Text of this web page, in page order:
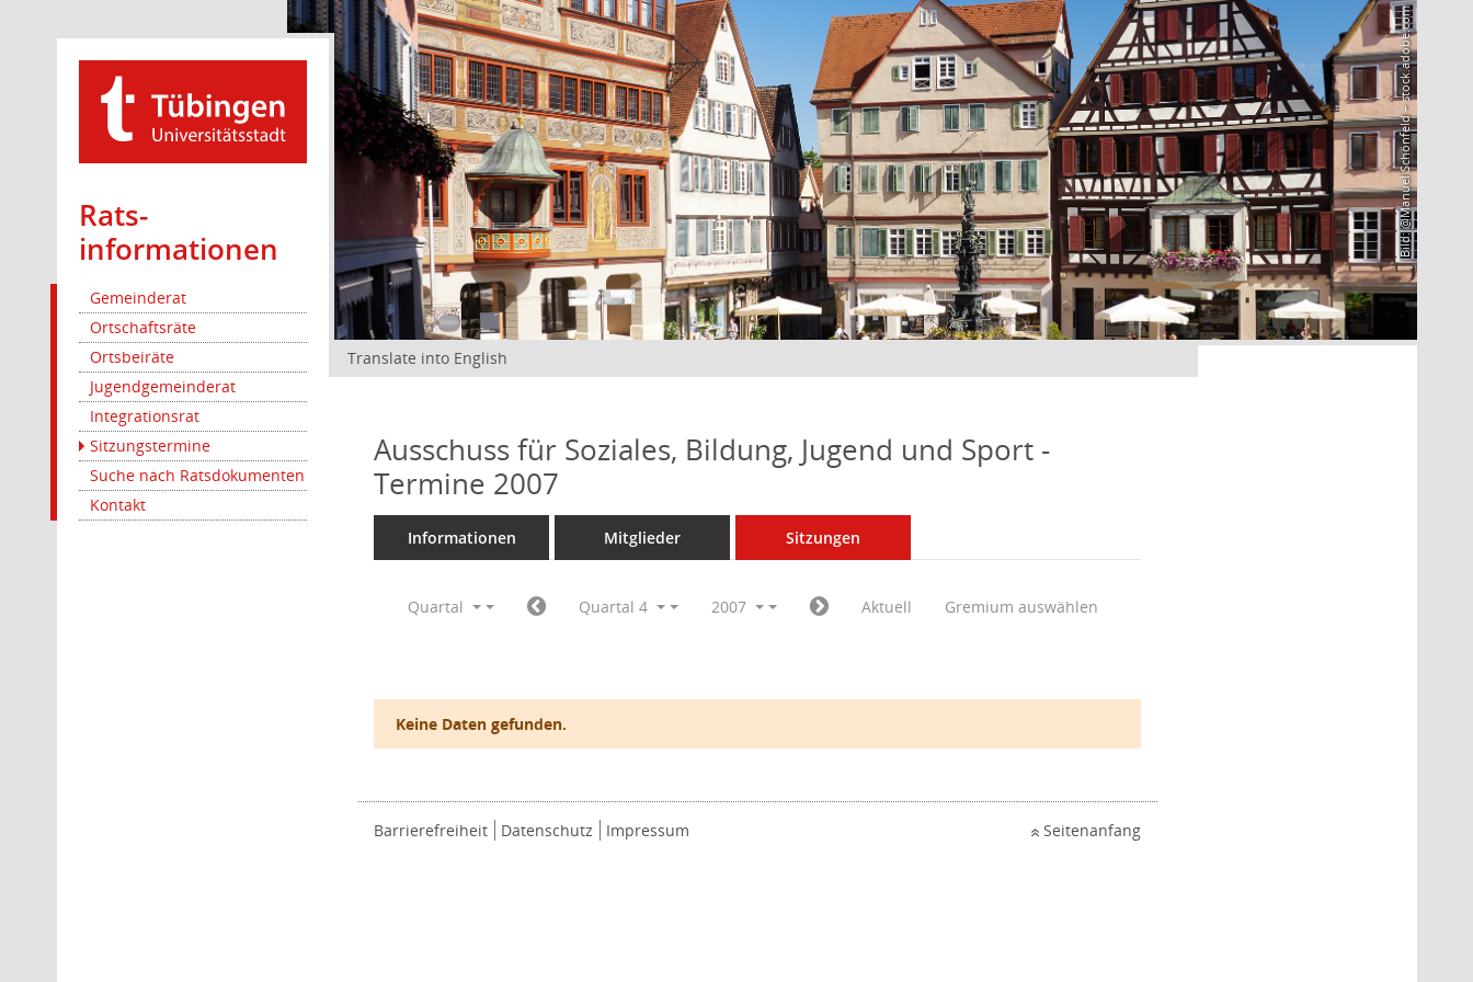
Rats­
informationen
Gemeinderat
Ortschaftsräte
Ortsbeiräte
Jugendgemeinderat
Integrationsrat
Sitzungstermine
Suche nach Ratsdokumenten
Kontakt
Bild: @Manuel Schönfeld – stock.adobe.com
Translate into English
Ausschuss für Soziales, Bildung, Jugend und Sport -
Termine 2007
Informationen Mitglieder Sitzungen
Quartal Quartal 4 2007 Aktuell Gremium auswählen
Keine Daten gefunden.
Barrierefreiheit Datenschutz Impressum Seitenanfang